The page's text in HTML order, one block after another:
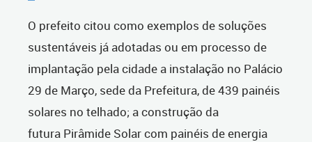
O prefeito citou como exemplos de soluções
sustentáveis já adotadas ou em processo de
implantação pela cidade a instalação no Palácio
29 de Março, sede da Prefeitura, de 439 painéis
solares no telhado; a construção da
futura Pirâmide Solar com painéis de energia